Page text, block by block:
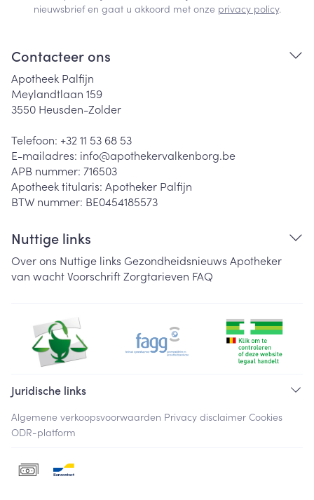
nieuwsbrief en gaat u akkoord met onze privacy policy.
Contacteer ons
Apotheek Palfijn
Meylandtlaan 159
3550 Heusden-Zolder
Telefoon: +32 11 53 68 53
E-mailadres: info@apothekervalkenborg.be
APB nummer: 716503
Apotheek titularis: Apotheker Palfijn
BTW nummer: BE0454185573
Nuttige links
Over ons Nuttige links Gezondheidsnieuws Apotheker
van wachtVoorschriftZorgtarieven FAQ
Juridische links
Algemene verkoopsvoorwaarden Privacy disclaimer Cookies
ODR-platform